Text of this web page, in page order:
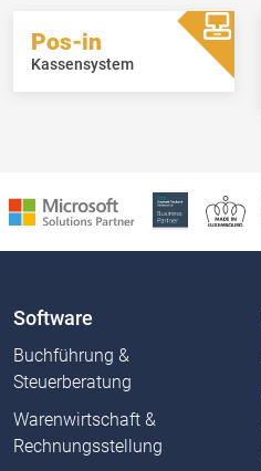
Pos-in
Kassensystem
Software
Buchführung &
Steuerberatung
Warenwirtschaft &
Rechnungsstellung